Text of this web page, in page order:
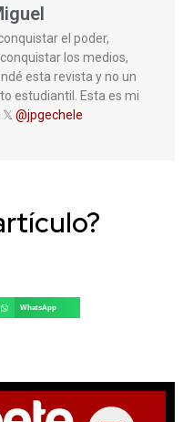
el poder,
los medios,
esta revista y no un
estudiantil. Esta es mi
𝕏 @jpgechele
WhatsApp